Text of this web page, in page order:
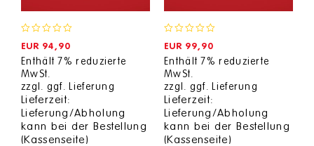
of
5
EUR 94,90
Enthält 7% reduzierte
MwSt.
zzgl. ggf. Lieferung
Lieferzeit:
Lieferung/Abholung
kann bei der Bestellung
(Kassenseite)
of
5
EUR 99,90
Enthält 7% reduzierte
MwSt.
zzgl. ggf. Lieferung
Lieferzeit:
Lieferung/Abholung
kann bei der Bestellung
(Kassenseite)